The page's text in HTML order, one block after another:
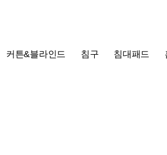
커튼&블라인드 침구 침대패드